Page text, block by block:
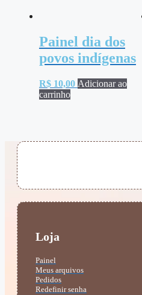
Painel dia dos
povos indígenas
R$10,00 Adicionar ao
carrinho
Loja
Painel
Meus arquivos
Pedidos
Redefinir senha